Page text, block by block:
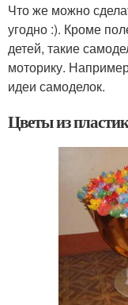
Что же можно
угодно :). Кроме
детей, такие
моторику.
идеи самоделок.
Цветы из